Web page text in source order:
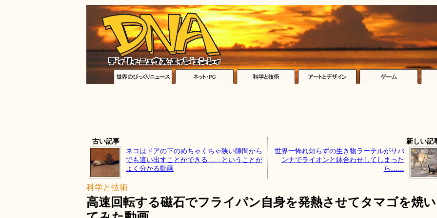
古い記事
ネコはドアの下のめちゃくちゃ狭い隙間から
でも這い出すことができる……ということが
よく分かる動画
新しい記
世界一怖れ知らずの生き物ラーテルがサバ
ンナでライオンと鉢合わせしてしまった
ら……
科学と技術
高速回転する磁石でフライパン自身を発熱させてタマゴを焼い